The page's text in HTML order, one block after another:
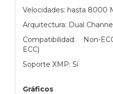
Velocidades: hasta 8000
Arquitectura: Dual
Compatibilidad: Non-
ECC)
Soporte XMP: Sí
Gráficos